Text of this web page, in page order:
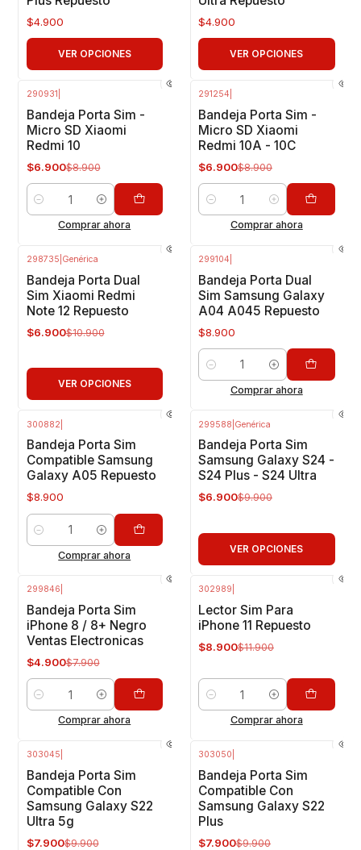
$4.900
VER OPCIONES
$4.900
VER OPCIONES
290931
Bandeja Porta Sim -
Micro SD Xiaomi
Redmi 10
$6.900$8.900
Cantidad
Comprar ahora
291254
Bandeja Porta Sim -
Micro SD Xiaomi
Redmi 10A - 10C
$6.900$8.900
Cantidad
Comprar ahora
298735 Genérica
Bandeja Porta Dual
Sim Xiaomi Redmi
Note 12 Repuesto
$6.900$10.900
VER OPCIONES
299104
Bandeja Porta Dual
Sim Samsung Galaxy
A04 A045 Repuesto
$8.900
Cantidad
Comprar ahora
300882
Bandeja Porta Sim
Compatible Samsung
Galaxy A05 Repuesto
$8.900
Cantidad
Comprar ahora
299588 Genérica
Bandeja Porta Sim
Samsung Galaxy S24 -
S24 Plus - S24 Ultra
$6.900$9.900
VER OPCIONES
299846
Bandeja Porta Sim
iPhone 8 / 8+ Negro
Ventas Electronicas
$4.900$7.900
Cantidad
Comprar ahora
302989
Lector Sim Para
iPhone 11 Repuesto
$8.900$11.900
Cantidad
Comprar ahora
303045
Bandeja Porta Sim
Compatible Con
Samsung Galaxy S22
Ultra 5g
$7.900$9.900
303050
Bandeja Porta Sim
Compatible Con
Samsung Galaxy S22
Plus
$7.900$9.900